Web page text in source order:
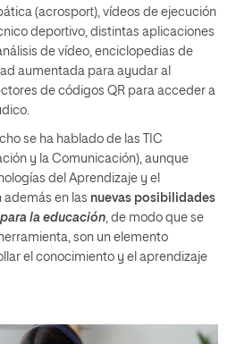
(acrosport), vídeos de ejecución
deportivo, distintas aplicaciones
de vídeo, enciclopedias de
aumentada para ayudar al
de códigos QR para acceder a
se ha hablado de las TIC
y la Comunicación), aunque
del Aprendizaje y el
en las nuevas posibilidades
para la educación, de modo que se
son un elemento
el conocimiento y el aprendizaje